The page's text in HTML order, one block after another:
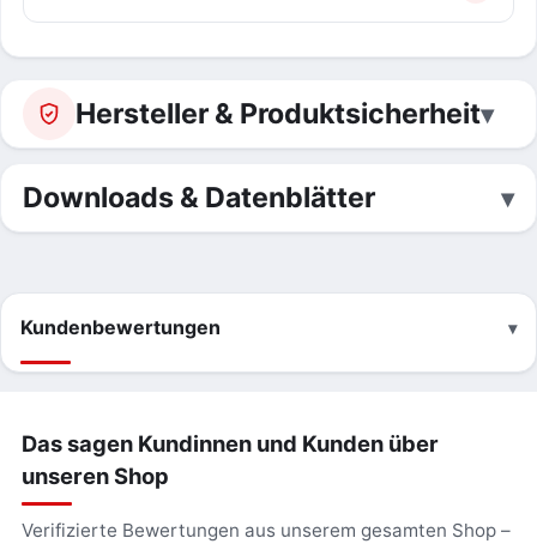
Hersteller & Produktsicherheit
Downloads & Datenblätter
Kundenbewertungen
Das sagen Kundinnen und Kunden über
unseren Shop
Verifizierte Bewertungen aus unserem gesamten Shop –